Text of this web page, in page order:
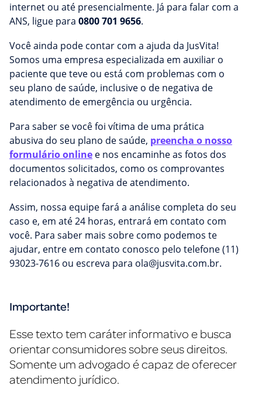
internet ou até presencialmente. Já para falar com a
ANS, ligue para 0800 701 9656.
Você ainda pode contar com a ajuda da JusVita!
Somos uma empresa especializada em auxiliar o
paciente que teve ou está com problemas com o
seu plano de saúde, inclusive o de negativa de
atendimento de emergência ou urgência.
Para saber se você foi vítima de uma prática
abusiva do seu plano de saúde, preencha o nosso
formulário online e nos encaminhe as fotos dos
documentos solicitados, como os comprovantes
relacionados à negativa de atendimento.
Assim, nossa equipe fará a análise completa do seu
caso e, em até 24 horas, entrará em contato com
você. Para saber mais sobre como podemos te
ajudar, entre em contato conosco pelo telefone (11)
93023-7616 ou escreva para ola@jusvita.com.br.
Importante!
Esse texto tem caráter informativo e busca
orientar consumidores sobre seus direitos.
Somente um advogado é capaz de oferecer
atendimento jurídico.